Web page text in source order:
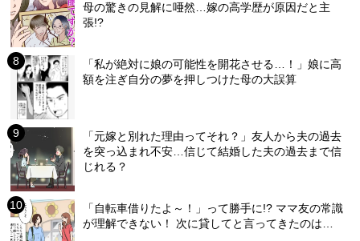
母の驚きの見解に唖然…嫁の高学歴が原因だと主
張!?
「私が絶対に娘の可能性を開花させる…！」娘に高
額を注ぎ自分の夢を押しつけた母の大誤算
「元嫁と別れた理由ってそれ？」友人から夫の過去
を突っ込まれ不安…信じて結婚した夫の過去まで信
じれる？
「自転車借りたよ～！」って勝手に!? ママ友の常識
が理解できない！ 次に貸してと言ってきたのは…